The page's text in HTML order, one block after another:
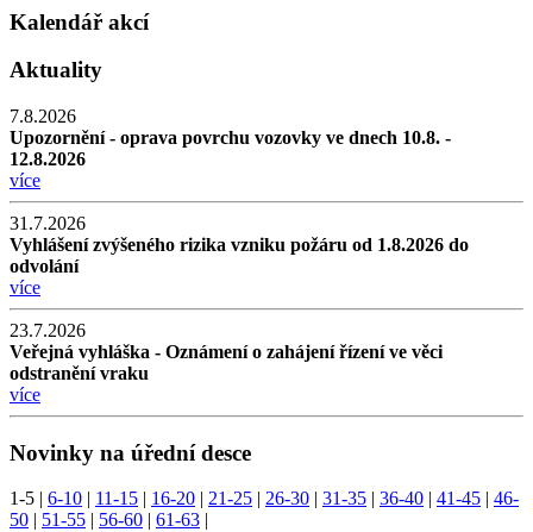
Kalendář akcí
Aktuality
7.8.2026
Upozornění - oprava povrchu vozovky ve dnech 10.8. -
12.8.2026
více
31.7.2026
Vyhlášení zvýšeného rizika vzniku požáru od 1.8.2026 do
odvolání
více
23.7.2026
Veřejná vyhláška - Oznámení o zahájení řízení ve věci
odstranění vraku
více
Novinky na úřední desce
1-5 6-10 11-15 16-20 21-25 26-30 31-35 36-40 41-45
46-
50
51-55 56-60 61-63